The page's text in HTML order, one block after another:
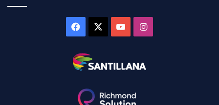
Facebook YouTubeInstagram